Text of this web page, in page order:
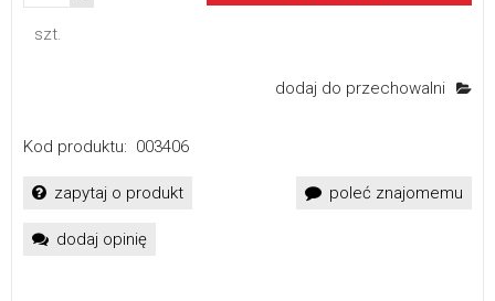
szt.
dodaj do przechowalni
Kod produktu: 003406
zapytaj o produkt poleć znajomemu
dodaj opinię